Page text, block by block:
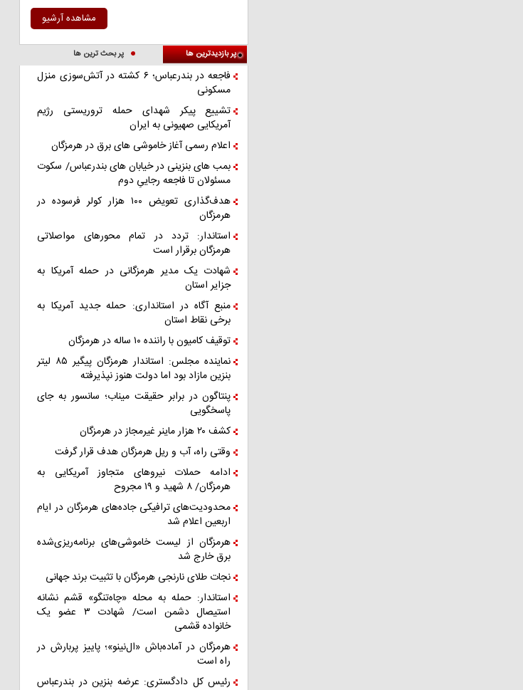
مشاهده آرشیو
پر بازدیدترین ها پر بحث ترین ها
فاجعه در بندرعباس؛ ۶ کشته در آتش‌سوزی منزل
مسکونی
تشییع پیکر شهدای حمله تروریستی رژیم
آمریکایی صهیونی به ایران
اعلام رسمی آغاز خاموشی های برق در هرمزگان
بمب های بنزینی در خیابان های بندرعباس/ سکوت
مسئولان تا فاجعه رجاییِ دوم
هدف‌گذاری تعویض ۱۰۰ هزار کولر فرسوده در
هرمزگان
استاندار: تردد در تمام محورهای مواصلاتی
هرمزگان برقرار است
شهادت یک مدیر هرمزگانی در حمله آمریکا به
جزایر استان
منبع آگاه در استانداری: حمله جدید آمریکا به
برخی نقاط استان
توقیف کامیون با راننده ۱۰ ساله در هرمزگان
نماینده مجلس: استاندار هرمزگان پیگیر ۸۵ لیتر
بنزین مازاد بود اما دولت هنوز نپذیرفته
پنتاگون در برابر حقیقت میناب؛ سانسور به جای
پاسخگویی
کشف ۲۰ هزار ماینر غیرمجاز در هرمزگان
وقتی راه، آب و ریل هرمزگان هدف قرار گرفت
ادامه حملات نیروهای متجاوز آمریکایی به
هرمزگان/ ۸ شهید و ۱۹ مجروح
محدودیت‌های ترافیکی جاده‌های هرمزگان در ایام
اربعین اعلام شد
هرمزگان از لیست خاموشی‌های برنامه‌ریزی‌شده
برق خارج شد
نجات طلای نارنجی هرمزگان با تثبیت برند جهانی
استاندار: حمله به محله «چاه‌تنگو» قشم نشانه
استیصال دشمن است/ شهادت ۳ عضو یک
خانواده قشمی
هرمزگان در آماده‌باش «ال‌نینو»؛ پاییز پربارش در
راه است
رئیس کل دادگستری: عرضه بنزین در بندرعباس